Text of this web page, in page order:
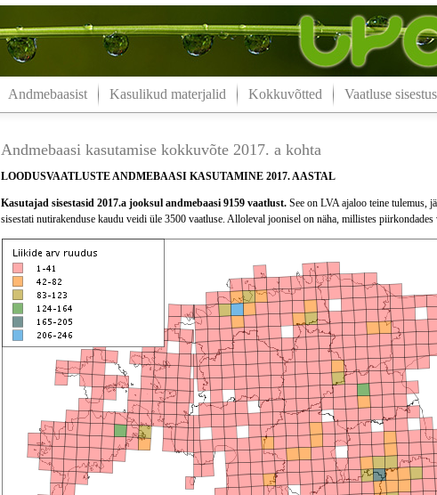
Andmebaasist Kasulikud materjalid Kokkuvõtted Vaatluse sisestus
Andmebaasi kasutamise kokkuvõte 2017. a kohta
LOODUSVAATLUSTE ANDMEBAASI KASUTAMINE 2017. AASTAL
Kasutajad sisestasid 2017.a jooksul andmebaasi 9159 vaatlust.See on LVA ajaloo teine tulemus,
sisestati nutirakenduse kaudu veidi üle 3500 vaatluse. Alloleval joonisel on näha, millistes piirkondades